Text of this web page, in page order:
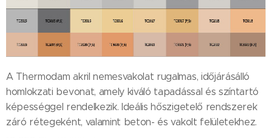
A Thermodam akril nemesvakolat rugalmas, időjárásálló
homlokzati bevonat, amely kiváló tapadással és színtartó
képességgel rendelkezik. Ideális hőszigetelő rendszerek
záró rétegeként, valamint beton- és vakolt felületekhez.